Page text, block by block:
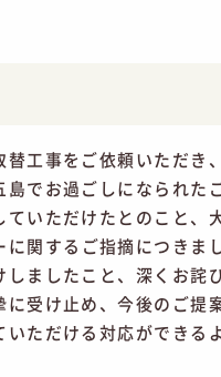
工事をご依頼いただき
でお過ごしになられた
いただけたとのこと、
関するご指摘につきま
ましたこと、深くお詫
受け止め、今後のご提
ただける対応ができる